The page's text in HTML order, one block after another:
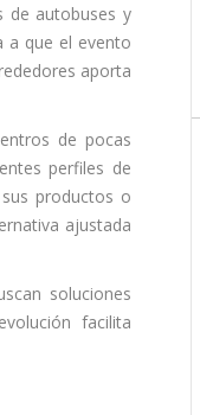
de autobuses y
a que el evento
aporta
de pocas
perfiles de
productos o
ajustada
soluciones
facilita